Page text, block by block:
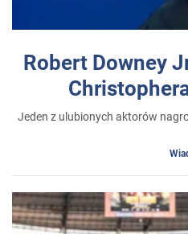
Robert Downey
Jeden z ulubionych aktorów